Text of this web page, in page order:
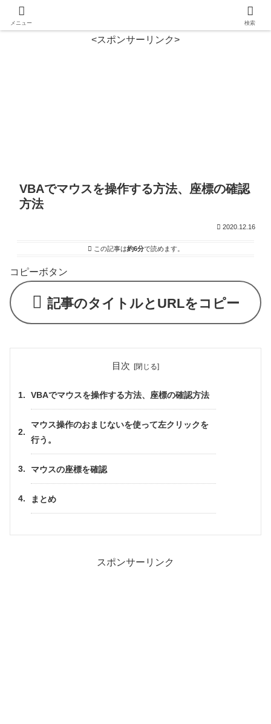
<スポンサーリンク>
VBAでマウスを操作する方法、座標の確認
方法
2020.12.16
この記事は約6分で読めます。
コピーボタン
記事のタイトルとURLをコピー
目次
VBAでマウスを操作する方法、座標の確認方法
マウス操作のおまじないを使って左クリックを
行う。
マウスの座標を確認
まとめ
スポンサーリンク
メニュー 検索